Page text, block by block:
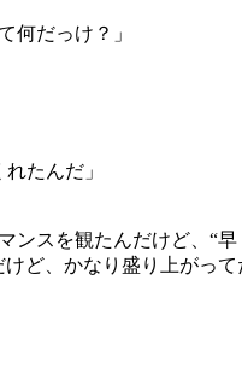
何だっけ？」
たんだ」
スを観たんだけど、“
ど、かなり盛り上がっ